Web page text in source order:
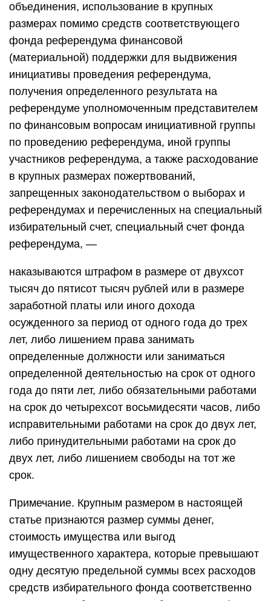
объединения, использование в крупных
размерах помимо средств соответствующего
фонда референдума финансовой
(материальной) поддержки для выдвижения
инициативы проведения референдума,
получения определенного результата на
референдуме уполномоченным представителем
по финансовым вопросам инициативной группы
по проведению референдума, иной группы
участников референдума, а также расходование
в крупных размерах пожертвований,
запрещенных законодательством о выборах и
референдумах и перечисленных на специальный
избирательный счет, специальный счет фонда
референдума, —
наказываются штрафом в размере от двухсот
тысяч до пятисот тысяч рублей или в размере
заработной платы или иного дохода
осужденного за период от одного года до трех
лет, либо лишением права занимать
определенные должности или заниматься
определенной деятельностью на срок от одного
года до пяти лет, либо обязательными работами
на срок до четырехсот восьмидесяти часов, либо
исправительными работами на срок до двух лет,
либо принудительными работами на срок до
двух лет, либо лишением свободы на тот же
срок.
Примечание. Крупным размером в настоящей
статье признаются размер суммы денег,
стоимость имущества или выгод
имущественного характера, которые превышают
одну десятую предельной суммы всех расходов
средств избирательного фонда соответственно